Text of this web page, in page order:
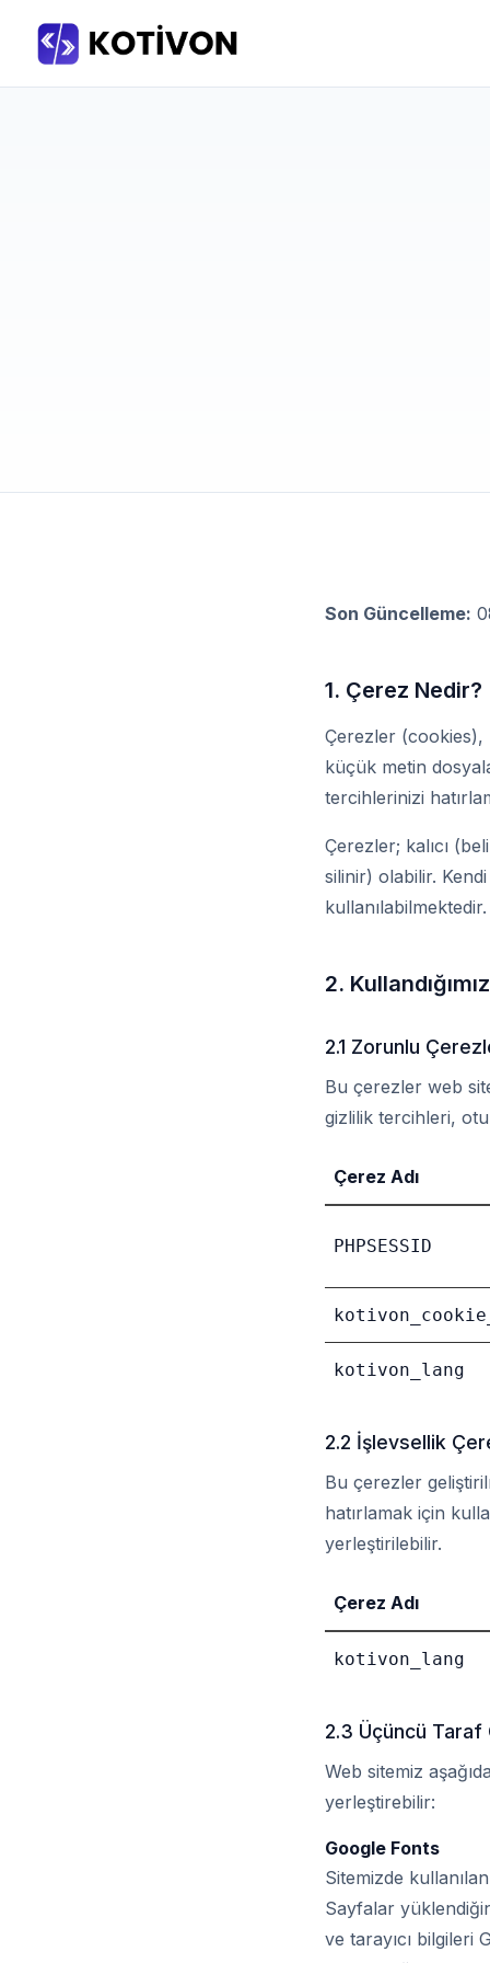
Son Güncelleme:
1. Çerez Nedir?
Çerezler (cookies),
küçük metin
tercihlerinizi
Çerezler; kalıcı
silinir) olabilir.
kullanılabilmektedir.
2.
2.1 Zorunlu
Bu çerezler web
gizlilik tercihleri,
Çerez Adı
PHPSESSID
kotivon_lang
2.2 İşlevsellik
Bu çerezler
hatırlamak için
yerleştirilebilir.
Çerez Adı
kotivon_lang
2.3 Üçüncü
Web sitemiz
yerleştirebilir:
Google Fonts
Sitemizde
Sayfalar
ve tarayıcı bilgileri